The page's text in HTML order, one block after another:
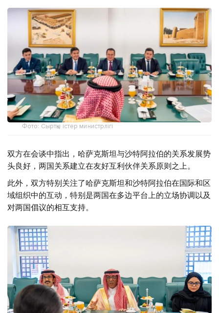
Фото: Сыртқы істер министрлігі
双方在会谈中指出，哈萨克斯坦与沙特阿拉伯的关系发展势
头良好，两国关系建立在友好互利伙伴关系原则之上。
此外，双方特别关注了哈萨克斯坦和沙特阿拉伯在国际和区
域组织中的互动，特别是两国在多边平台上的立场协调以及
对两国倡议的相互支持。